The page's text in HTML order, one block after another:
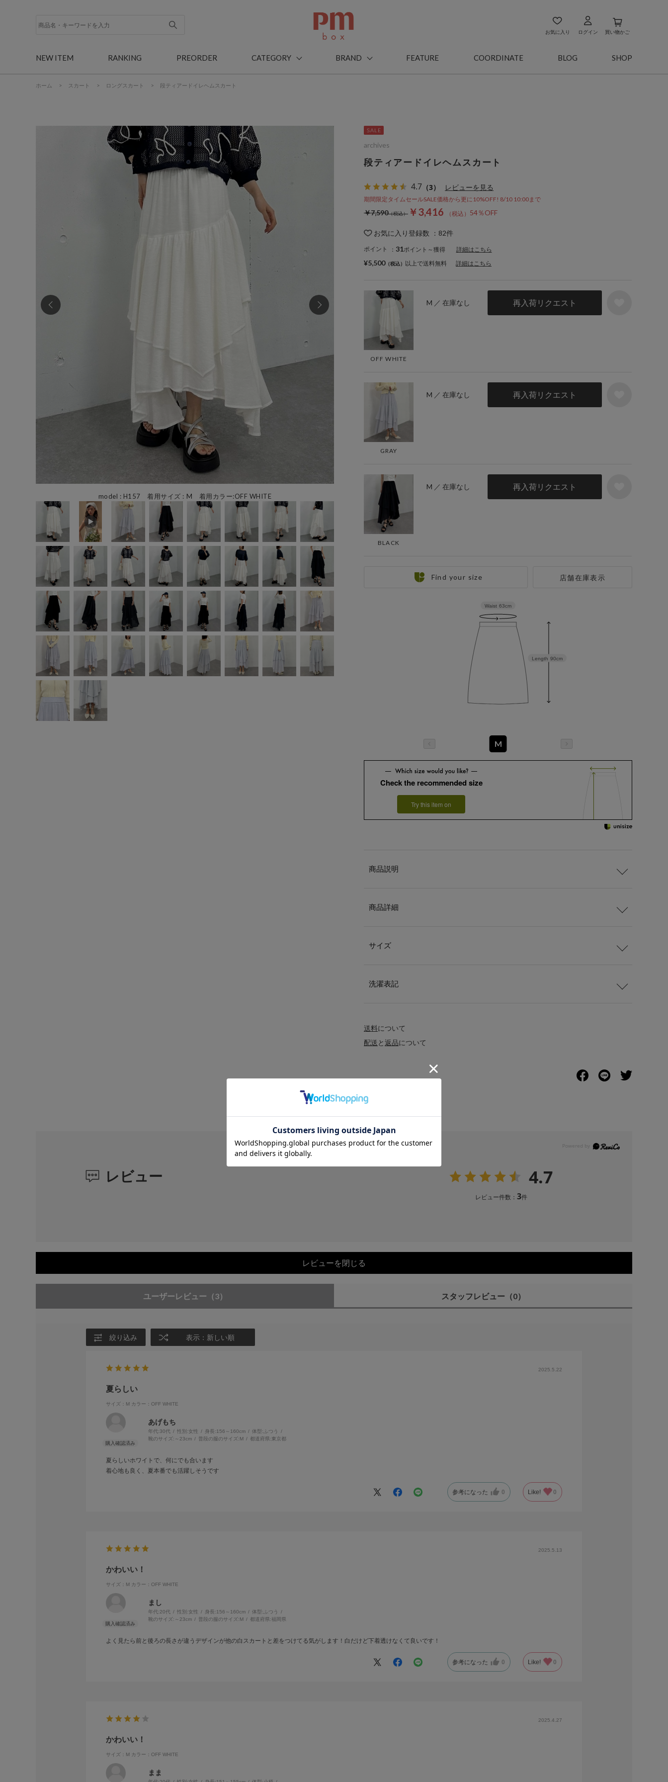
お気に入り ログイン 買い物かご
NEW ITEM RANKING PREORDER CATEGORY BRAND FEATURE COORDINATE BLOG SHOP
ホーム > スカート > ロングスカート > 段ティアードイレヘムスカート
model : H157 着用サイズ : M 着用カラー:OFF WHITE
段ティアードイレヘムスカート
4.7 （3） レビューを見る
期間限定タイムセールSALE価格から更に10%OFF! 8/10 10:00まで
￥3,416 54％OFF
￥7,590
お気に入り登録数 ： 82件
ポイント ： 31ポイント～獲得 詳細はこちら
OFF WHITE
M ／ 在庫なし 再入荷リクエスト
GRAY
M ／ 在庫なし 再入荷リクエスト
BLACK
M ／ 在庫なし 再入荷リクエスト
店舗在庫表示
archives
¥5,500 以上で送料無料 詳細はこちら
Find your size
Length 90cm
Waist 63cm
M
Check the recommended size
Try this item on
商品説明
商品詳細
サイズ
洗濯表記
送料について
配送と返品について
レビュー 4.7
レビュー件数： 3件
レビューを閉じる
ユーザーレビュー （3） スタッフレビュー （0）
絞り込み 表示：新しい順
2025.5.22
夏らしい
サイズ：M カラー：OFF WHITE
あげもち
年代:30代 性別:女性 身長:156～160cm 体型: ふつう
靴のサイズ: ～23cm 普段の服のサイズ:M 都道府県:東京都
夏らしいホワイトで、何にでも合います
着心地も良く、夏本番でも活躍しそうです
参考になった 0 Like! 0
2025.5.13
かわいい！
サイズ：M カラー：OFF WHITE
まし
年代:20代 性別:女性 身長:156～160cm 体型: ふつう
靴のサイズ: ～23cm 普段の服のサイズ:M 都道府県:福岡県
よく見たら前と後ろの長さが違うデザインが他の白スカートと差をつけてる気がします！白だけど下着透けなくて良いです！
参考になった 0 Like! 0
2025.4.27
かわいい！
サイズ：M カラー：OFF WHITE
まま